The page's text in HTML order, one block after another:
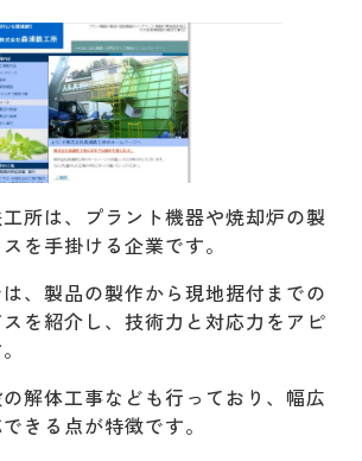
所は、プラント機器や焼却炉の製
を手掛ける企業です。​
、製品の製作から現地据付までの
を紹介し、技術力と対応力をアピ
解体工事なども行っており、幅広
きる点が特徴です。